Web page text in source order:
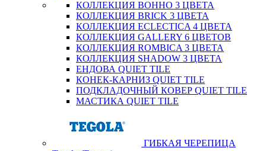
КОЛЛЕКЦИЯ BOHHO 3 ЦВЕТА
КОЛЛЕКЦИЯ BRICK 3 ЦВЕТА
КОЛЛЕКЦИЯ ECLECTICA 4 ЦВЕТА
КОЛЛЕКЦИЯ GALLERY 6 ЦВЕТОВ
КОЛЛЕКЦИЯ ROMBICA 3 ЦВЕТА
КОЛЛЕКЦИЯ SHADOW 3 ЦВЕТА
ЕНДОВА QUIET TILE
КОНЕК-КАРНИЗ QUIET TILE
ПОДКЛАДОЧНЫЙ КОВЕР QUIET TILE
МАСТИКА QUIET TILE
ГИБКАЯ ЧЕРЕПИЦА